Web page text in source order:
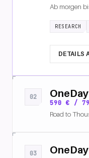
Ab morgen
RESEARCH
DETAILS
02
590 € /
Road to
03